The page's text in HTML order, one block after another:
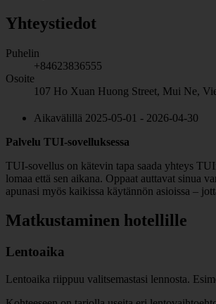
Yhteystiedot
Puhelin
+84623836555
Osoite
107 Ho Xuan Huong Street, Mui Ne,
Aikavälillä 2025-05-01 - 2026-04-30
Palvelu TUI-sovelluksessa
TUI-sovellus on kätevin tapa saada yhteys
lomaa että sen aikana. Oppaat auttavat sinua
apunasi myös kaikissa käytännön asioissa –
Matkustaminen hotellille
Lentoaika
Lentoaika riippuu valitsemastasi lennosta.